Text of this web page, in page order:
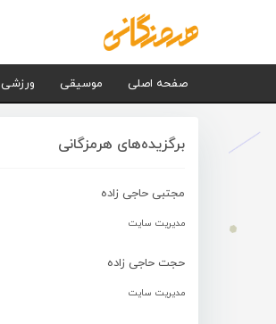
صفحه اصلی موسیقی ورزشی
برگزیده‌های هرمزگانی
مجتبی حاجی زاده
مدیریت سایت
حجت حاجی زاده
مدیریت سایت